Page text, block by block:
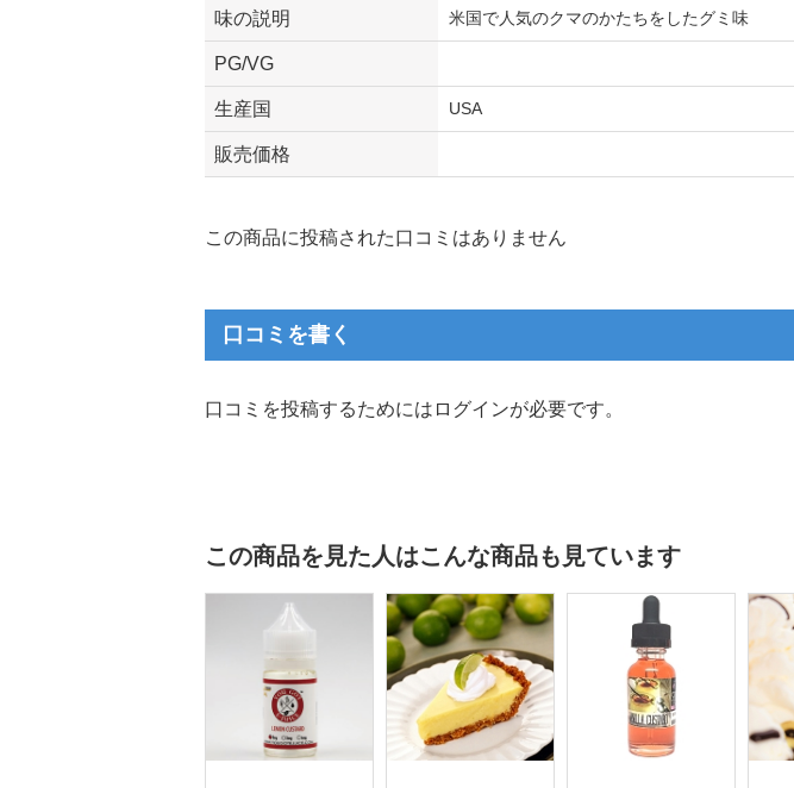
味の説明 米国で人気のクマのかたちをしたグミ味
PG/VG
生産国 USA
販売価格
この商品に投稿された口コミはありません
口コミを書く
口コミを投稿するためにはログインが必要です。
この商品を見た人はこんな商品も見ています